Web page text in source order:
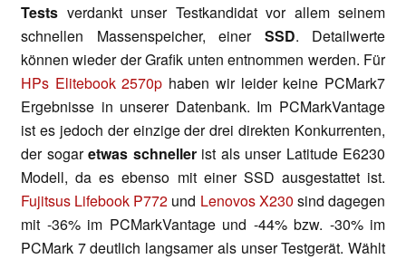
Tests verdankt unser Testkandidat vor allem seinem
schnellen Massenspeicher, einer SSD. Detailwerte
können wieder der Grafik unten entnommen werden. Für
HPs Elitebook 2570p haben wir leider keine PCMark7
Ergebnisse in unserer Datenbank. Im PCMarkVantage
ist es jedoch der einzige der drei direkten Konkurrenten,
der sogaretwas schnellerist als unser Latitude E6230
Modell, da es ebenso mit einer SSD ausgestattet ist.
Fujitsus Lifebook P772 und Lenovos X230 sind dagegen
mit -36% im PCMarkVantage und -44% bzw. -30% im
PCMark 7 deutlich langsamer als unser Testgerät. Wählt